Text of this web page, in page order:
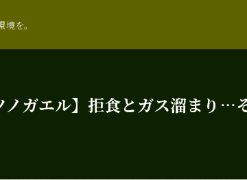
を。
ノガエル】拒食とガス溜まり…